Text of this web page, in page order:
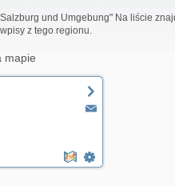
und Umgebung" Na liście
z tego regionu.
mapie